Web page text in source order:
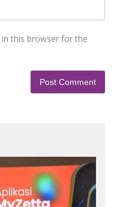
this browser for the